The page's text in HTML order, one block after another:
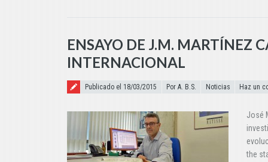
ENSAYO DE J.M. MARTÍNEZ
INTERNACIONAL
Publicado el
Publicado el 18/03/2015 Por A. B.S. Noticias Haz un
José
the